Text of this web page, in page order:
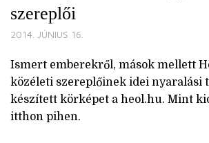
szereplői
2014. JÚNIUS 16.
Ismert emberekről, mások mellett
közéleti szereplőinek idei nyaralási
készített körképet a heol.hu. Mint
itthon pihen.